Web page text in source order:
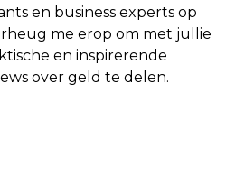
en business experts op
me erop om met jullie
en inspirerende
over geld te delen.